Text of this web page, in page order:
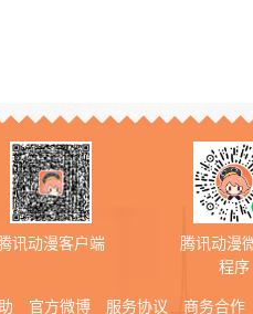
腾讯动漫客户端
腾讯动漫
程序
官方微博 服务协议 商务合作